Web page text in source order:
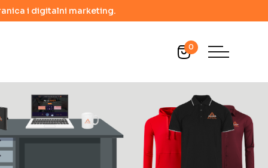
i digitalni marketing.
0